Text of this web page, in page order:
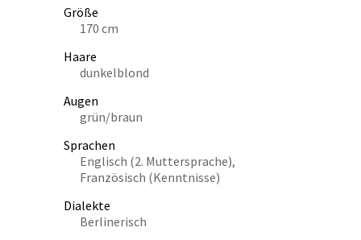
Größe
170 cm
Haare
dunkelblond
Augen
grün/braun
Sprachen
Englisch (2. Muttersprache),
Französisch (Kenntnisse)
Dialekte
Berlinerisch